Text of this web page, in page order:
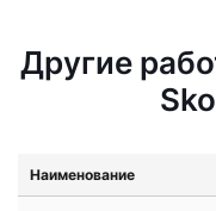
Другие
Наименование